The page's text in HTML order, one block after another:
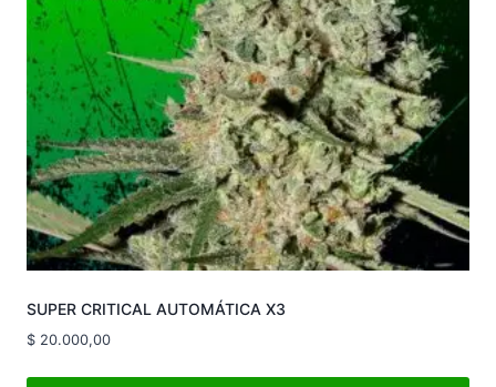
SUPER CRITICAL AUTOMÁTICA X3
$ 20.000,00